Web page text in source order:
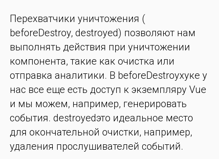
Перехватчики уничтожения (
beforeDestroy, destroyed) позволяют нам
выполнять действия при уничтожении
компонента, такие как очистка или
отправка аналитики. В beforeDestroyхуке у
нас все еще есть доступ к экземпляру Vue
и мы можем, например, генерировать
события. destroyedэто идеальное место
для окончательной очистки, например,
удаления прослушивателей событий.